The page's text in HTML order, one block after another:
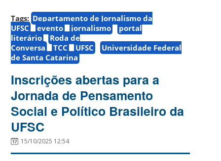
Tags: Departamento de Jornalismo da
UFSC
evento jornalismo
portal
literário
Roda de
Conversa
TCC UFSC
Universidade Federal
de Santa Catarina
Inscrições abertas para a
Jornada de Pensamento
Social e Político Brasileiro da
UFSC
15/10/2025 12:54